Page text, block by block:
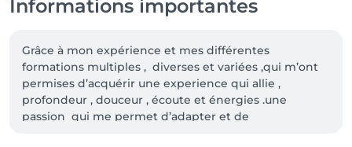
Informations importantes
Grâce à mon expérience et mes différentes
formations multiples ,  diverses et variées ,qui m’ont
permises d’acquérir une experience qui allie ,
profondeur , douceur , écoute et énergies .une
passion  qui me permet d’adapter et de